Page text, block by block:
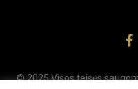
© 2025 Visos teisės